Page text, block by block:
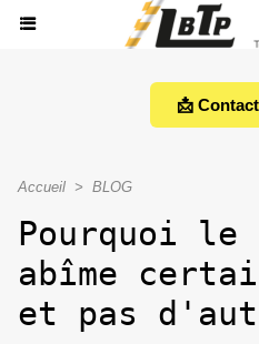
📩
Accueil > BLOG
Pourquoi
abîme
et pas